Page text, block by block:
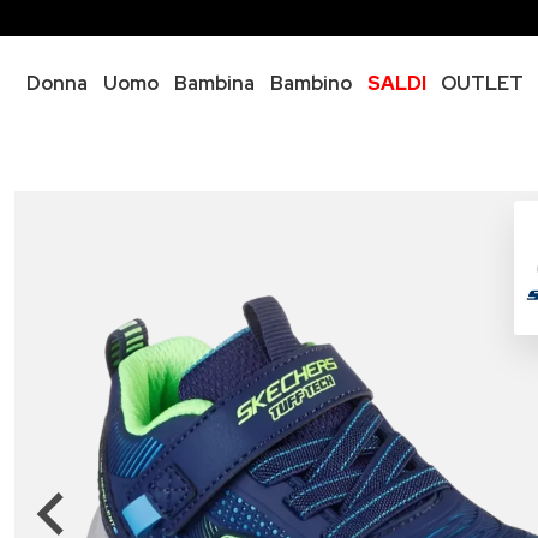
Donna Uomo Bambina Bambino SALDI OUTLET